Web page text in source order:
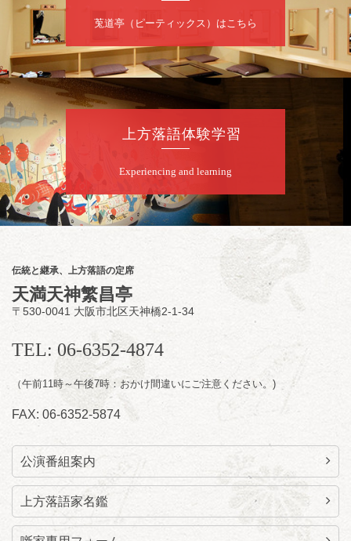
昼席：番組案内
桂二豆／露の瑞／桂きん太郎／いわみせいじ
（似顔絵）／桂三扇／桂文太～仲入～笑福亭
笑利／笑福亭仁福／幸助福助（漫才）／桂春
若
8月9日（日）
らららのらくご会④
桂雀太「まんじゅうこわい」／桂三度「青
菜」／桂三実「ミュージック野菜ステーショ
ン」／桂九ノ一「胴乱の幸助」／代走みつく
に「なんのこっちゃねんあれこれ」
開演：午後6時（5時30分開場）全席指定
前売3,000円 当日3,500円
お問合せ：らららのらくご会予約事務局
090-6976-1777 email：
lalalanorakugo@gmail.com
莵道亭（ピーティックス）はこちら
上方落語体験学習
Experiencing and learning
伝統と継承、上方落語の定席
天満天神繁昌亭
〒530-0041 大阪市北区天神橋2-1-34
TEL: 06-6352-4874
（午前11時～午後7時：おかけ間違いにご注意ください。)
FAX: 06-6352-5874
公演番組案内
上方落語家名鑑